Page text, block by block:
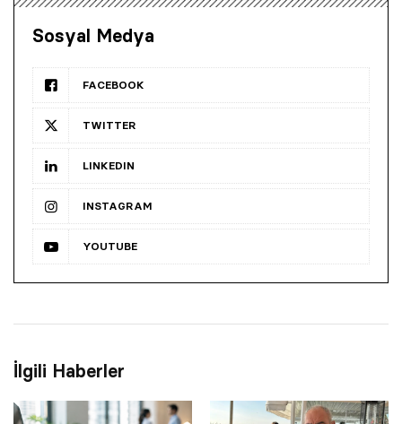
Sosyal Medya
FACEBOOK
TWITTER
LINKEDIN
INSTAGRAM
YOUTUBE
İlgili Haberler